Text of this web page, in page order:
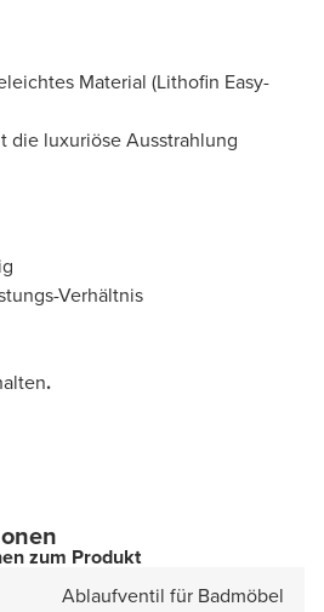
Material (Lithofin Easy-
die luxuriöse Ausstrahlung
Verhältnis
.
zum Produkt
Ablaufventil für Badmöbel